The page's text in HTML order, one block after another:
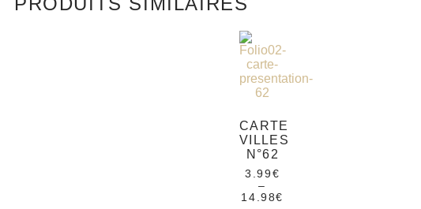
CARTE
VILLES
N°62
3.99 €
–
14.98€